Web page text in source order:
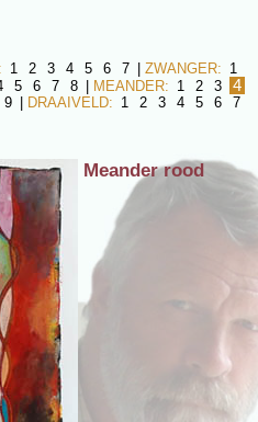
1 2 3 4 5 6 7 |ZWANGER: 1
5 6 7 8 MEANDER: 1 2 3 4
9 DRAAIVELD: 1 2 3 4 5 6
7
Meander rood